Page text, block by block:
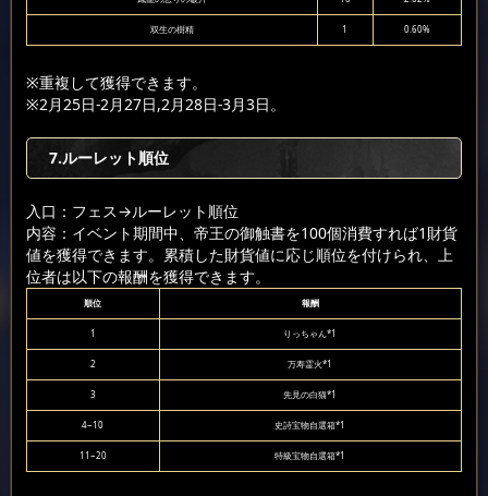
双生の樹精 1 0.60%
※重複して獲得できます。
※2月25日-2月27日,2月28日-3月3日。
7.ルーレット順位
入口：フェス→ルーレット順位
内容：イベント期間中、帝王の御触書を100個消費すれば1財貨
値を獲得できます。累積した財貨値に応じ順位を付けられ、上
位者は以下の報酬を獲得できます。
順位 報酬
1 りっちゃん*1
2 万寿霊火*1
3 先見の白猫*1
4~10 史詩宝物自選箱*1
11~20 特級宝物自選箱*1